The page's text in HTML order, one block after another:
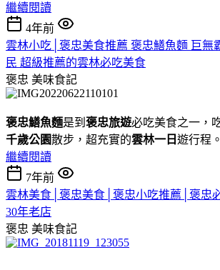
繼續閱讀
4年前
雲林小吃│褒忠美食推薦 褒忠鱔魚麵 巨無
民 超級推薦的雲林必吃美食
褒忠 美味食記
褒忠鱔魚麵是到 褒忠旅遊必吃美食之一，
千歲公園散步，超充實的雲林一日 遊行程。
繼續閱讀
7年前
雲林美食│褒忠美食│褒忠小吃推薦│褒忠
30年老店
褒忠 美味食記